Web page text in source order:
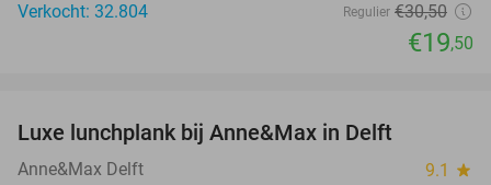
Verkocht: 32.804
Regulier €30,50
€19,50
Luxe lunchplank bij Anne&Max in Delft
Anne&Max Delft 9.1 star